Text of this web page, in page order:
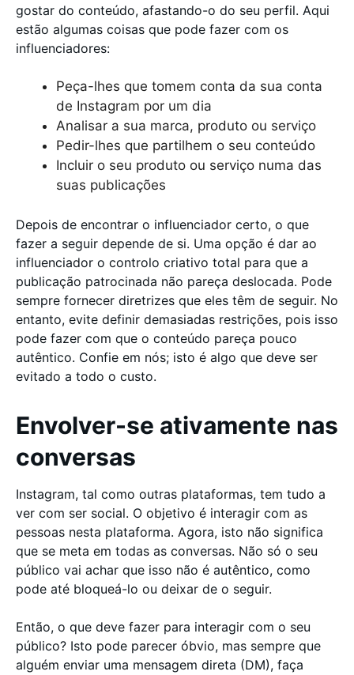
gostar do conteúdo, afastando-o do seu perfil. Aqui
estão algumas coisas que pode fazer com os
influenciadores:
Peça-lhes que tomem conta da sua conta
de Instagram por um dia
Analisar a sua marca, produto ou serviço
Pedir-lhes que partilhem o seu conteúdo
Incluir o seu produto ou serviço numa das
suas publicações
Depois de encontrar o influenciador certo, o que
fazer a seguir depende de si. Uma opção é dar ao
influenciador o controlo criativo total para que a
publicação patrocinada não pareça deslocada. Pode
sempre fornecer diretrizes que eles têm de seguir. No
entanto, evite definir demasiadas restrições, pois isso
pode fazer com que o conteúdo pareça pouco
autêntico. Confie em nós; isto é algo que deve ser
evitado a todo o custo.
Envolver-se ativamente nas
conversas
Instagram, tal como outras plataformas, tem tudo a
ver com ser social. O objetivo é interagir com as
pessoas nesta plataforma. Agora, isto não significa
que se meta em todas as conversas. Não só o seu
público vai achar que isso não é autêntico, como
pode até bloqueá-lo ou deixar de o seguir.
Então, o que deve fazer para interagir com o seu
público? Isto pode parecer óbvio, mas sempre que
alguém enviar uma mensagem direta (DM), faça